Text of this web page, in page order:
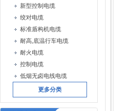
新型控制电缆
绞对电缆
标准盾构机电缆
耐高,底温行车电缆
耐火电缆
控制电缆
低烟无卤电线电缆
更多分类